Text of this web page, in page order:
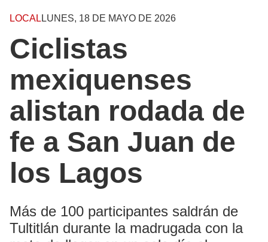
LOCAL LUNES, 18 DE MAYO DE 2026
Ciclistas
mexiquenses
alistan rodada de
fe a San Juan de
los Lagos
Más de 100 participantes saldrán de
Tultitlán durante la madrugada con la